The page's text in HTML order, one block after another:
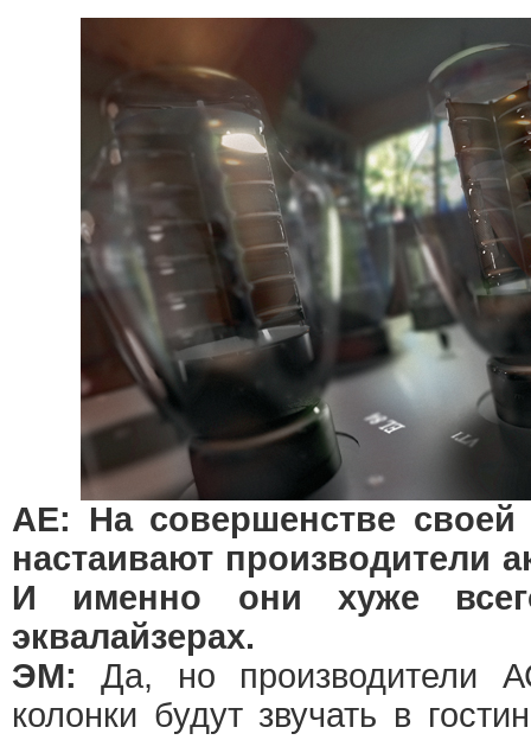
АЕ: На совершенстве
настаивают производители
И именно они хуже
эквалайзерах.
ЭМ: Да, но производители
колонки будут звучать в